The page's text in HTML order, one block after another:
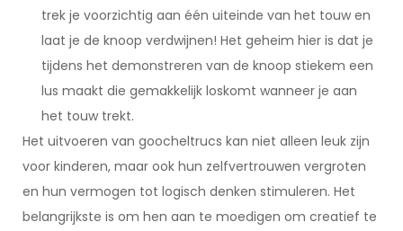
trek je voorzichtig aan één uiteinde van het touw en
laat je de knoop verdwijnen! Het geheim hier is dat je
tijdens het demonstreren van de knoop stiekem een
lus maakt die gemakkelijk loskomt wanneer je aan
het touw trekt.
Het uitvoeren van goocheltrucs kan niet alleen leuk zijn
voor kinderen, maar ook hun zelfvertrouwen vergroten
en hun vermogen tot logisch denken stimuleren. Het
belangrijkste is om hen aan te moedigen om creatief te